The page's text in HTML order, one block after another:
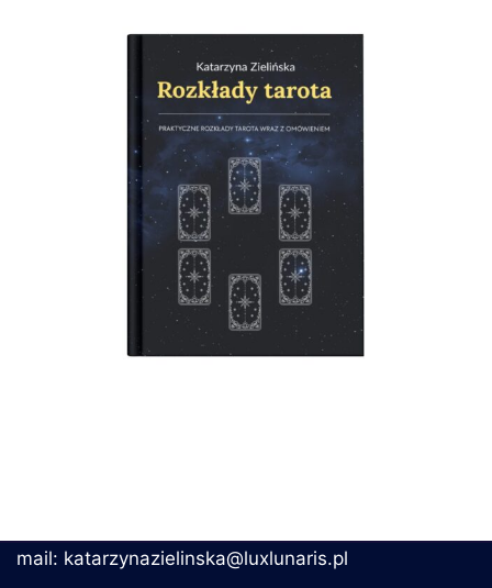
mail: katarzynazielinska@luxlunaris.pl